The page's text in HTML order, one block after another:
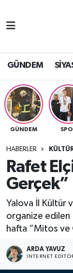
GÜNDEM
GÜNDEM
HABERLER
Rafet
Gerçek”
Yalova İl Kültür
organize edilen
hafta “Mitos ve
ARDA YAVUZ
İNTERNET
SİYASET
EKONOMİ
KÜLTÜR
BİLİM VE
ASAYİŞ
SAĞLIK
ULUSAL
Yalova
Yalova
Yalova
Yalova
Tüm
Son Dakika
Haber Arşivi